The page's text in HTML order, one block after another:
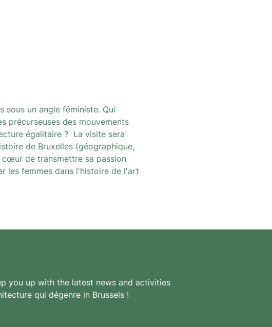
un angle féministe. Qui
précurseuses des mouvements
égalitaire ? La visite sera
de Bruxelles (géographique,
cœur de transmettre sa passion
les femmes dans l'histoire de l'art
you up with the latest news and activities
qui dégenre in Brussels !